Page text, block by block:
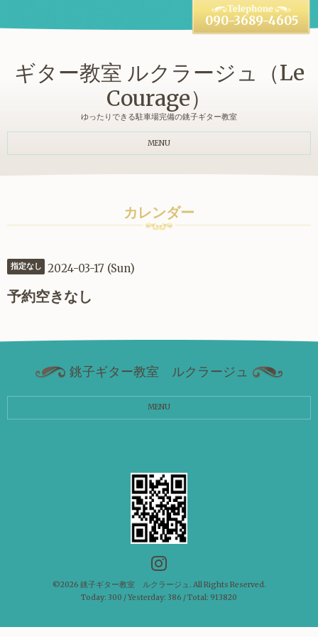
ギター教室 ルクラージュ（Le
Courage）
ゆったりできる駐車場完備の銚子ギター教室
090-3689-4605
MENU
カレンダー
指定なし 2024-03-17 (Sun)
予約空きなし
銚子ギター教室 ルクラージュ
MENU
©2026 銚子ギター教室 ルクラージュ . All Rights Reserved.
Today: 300 / Yesterday: 386 / Total: 913820